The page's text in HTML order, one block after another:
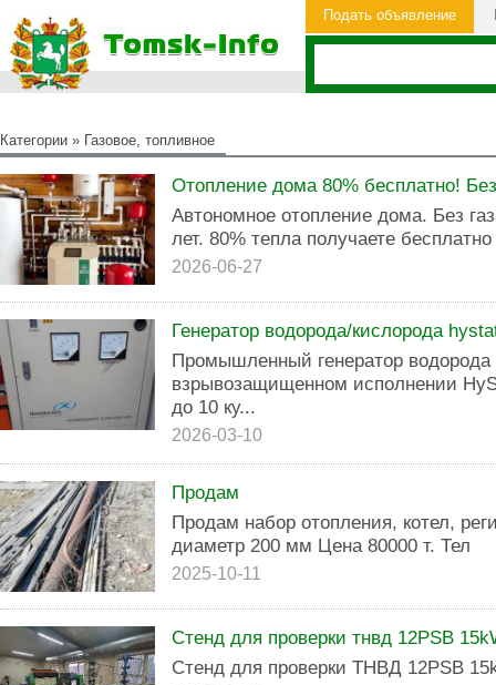
Подать объявление
Категории » Газовое, топливное
Отопление дома 80% бесплатно!
Автономное отопление дома. Без
лет. 80% тепла получаете
2026-06-27
Генератор водорода/кислорода
Промышленный генератор водорода
взрывозащищенном исполнении
до 10 ку...
2026-03-10
Продам
Продам набор отопления, котел,
диаметр 200 мм Цена 80000 т. Тел
2025-10-11
Стенд для проверки тнвд 12PSB
Стенд для проверки ТНВД 12PSB